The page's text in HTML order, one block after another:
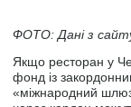
ФОТО: Дані з
Якщо ресторан у
фонд із
«міжнародний